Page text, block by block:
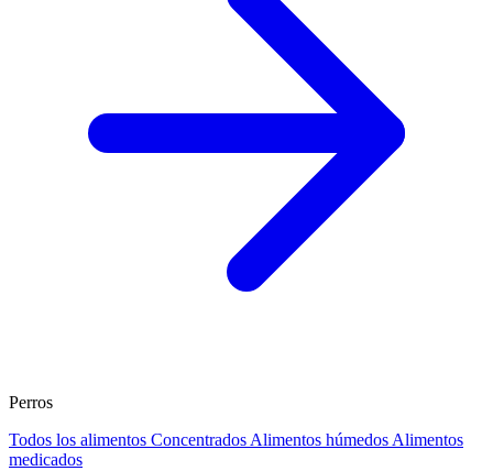
Perros
Todos los alimentos Concentrados Alimentos húmedos Alimentos
medicados